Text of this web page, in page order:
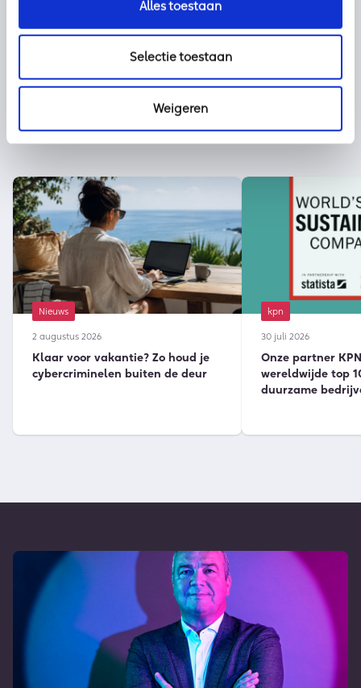
Alles toestaan
Selectie toestaan
Weigeren
Nieuws
2 augustus 2026
Klaar voor vakantie? Zo houd je
cybercriminelen buiten de deur
kpn
30 juli 2026
Onze partner
wereldwijde top
duurzame